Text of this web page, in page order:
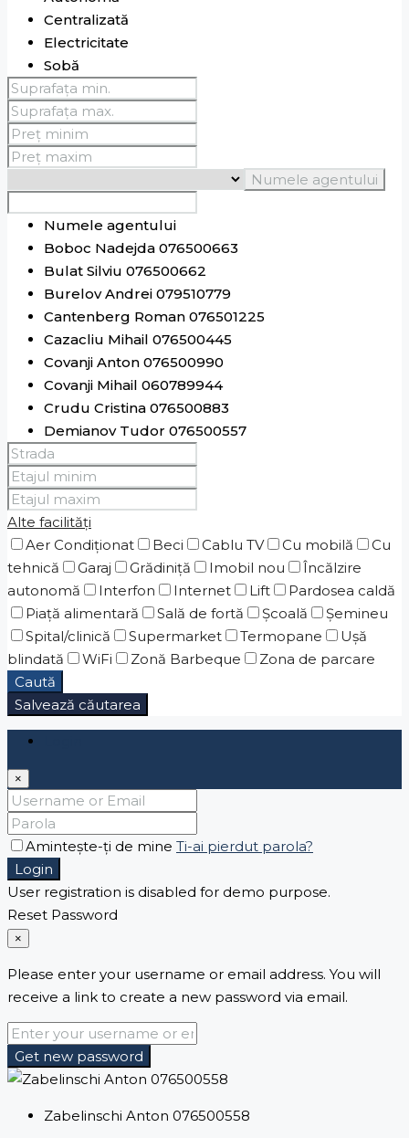
Centralizată
Electricitate
Sobă
Numele agentului
Numele agentului
Boboc Nadejda 076500663
Bulat Silviu 076500662
Burelov Andrei 079510779
Cantenberg Roman 076501225
Cazacliu Mihail 076500445
Covanji Anton 076500990
Covanji Mihail 060789944
Crudu Cristina 076500883
Demianov Tudor 076500557
Donskoi Sviatoslav 076500660
Ghenciu Vasile 076500778
Ghilco Alexandru 078172500
Goncear Alina 076500773
Goncear Marina 076500449
Hristev Mihail 076500774
Jdanov Alexei 076500884
Lefter Nicolae 078143500
Lesnic Galina 076500887
Majeru Ana 078140668
Mileva Aliona 076500661
Pechenyuk Maria 078174500
Postolachi Lidia 078150885
Tarasov Iurie 076500880
Terentii Iana 078160772
Tulbu Andrei 076500665
Zabelinschi Anton 076500558
Zavalișco Anastasia 076500667
Zorin Olga 076500889
Alte facilități
Aer Condiționat
Beci Cablu TV Cu mobilă
Cu
tehnică
Garaj Grădiniţă Imobil nou
Încălzire
autonomă
Interfon Internet Lift
Pardosea caldă
Piaţă alimentară
Sală de fortă Școală
Șemineu
Spital/clinică
Supermarket Termopane
Ușă
blindată
WiFi Zonă Barbeque
Zona de parcare
Caută
Salvează căutarea
×
Amintește-ți de mine Ti-ai pierdut parola?
Login
User registration is disabled for demo purpose.
Reset Password
×
Please enter your username or email address. You will
receive a link to create a new password via email.
Get new password
Zabelinschi Anton 076500558